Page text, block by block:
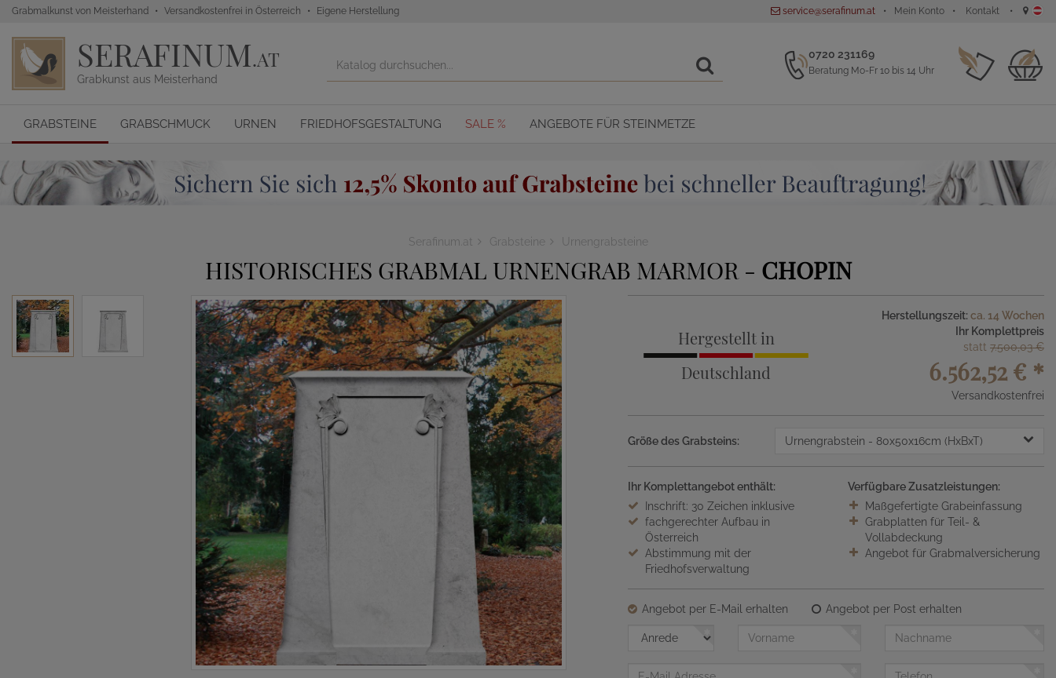
Grabmalkunst von Meisterhand Versandkostenfrei in Österreich Eigene Herstellung service@serafinum.at Mein Konto Kontakt
SERAFINUM.AT
Grabkunst aus Meisterhand
0720 231169
Beratung Mo-Fr 10 bis 14 Uhr
GRABSTEINE GRABSCHMUCK URNEN FRIEDHOFSGESTALTUNG SALE % ANGEBOTE FÜR STEINMETZE
Serafinum.at Grabsteine Urnengrabsteine
HISTORISCHES GRABMAL URNENGRAB MARMOR - CHOPIN
Hergestellt in
Deutschland
Herstellungszeit: ca. 14 Wochen
Ihr Komplettpreis
statt 7.500,03 €
6.562,52 € *
Versandkostenfrei
Größe des Grabsteins: Urnengrabstein - 80x50x16cm (HxBxT)
Ihr Komplettangebot enthält:
Inschrift: 30 Zeichen inklusive
fachgerechter Aufbau in
Österreich
Abstimmung mit der
Friedhofsverwaltung
Verfügbare Zusatzleistungen:
Maßgefertigte Grabeinfassung
Grabplatten für Teil- &
Vollabdeckung
Angebot für Grabmalversicherung
Angebot per E-Mail erhalten
Angebot per Post erhalten
Anrede
Vorname Nachname
Telefon